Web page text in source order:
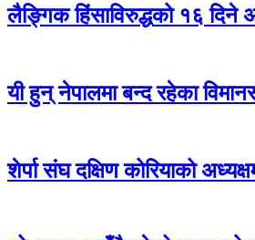
लैङ्गिक हिंसाविरुद्धको १६ दिने
यी हुन् नेपालमा बन्द रहेका
शेर्पा संघ दक्षिण कोरियाको